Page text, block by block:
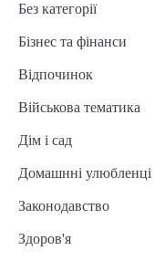
Без категорії
Бізнес та фінанси
Відпочинок
Військова тематика
Дім і сад
Домашнні улюбленці
Законодавство
Здоров'я